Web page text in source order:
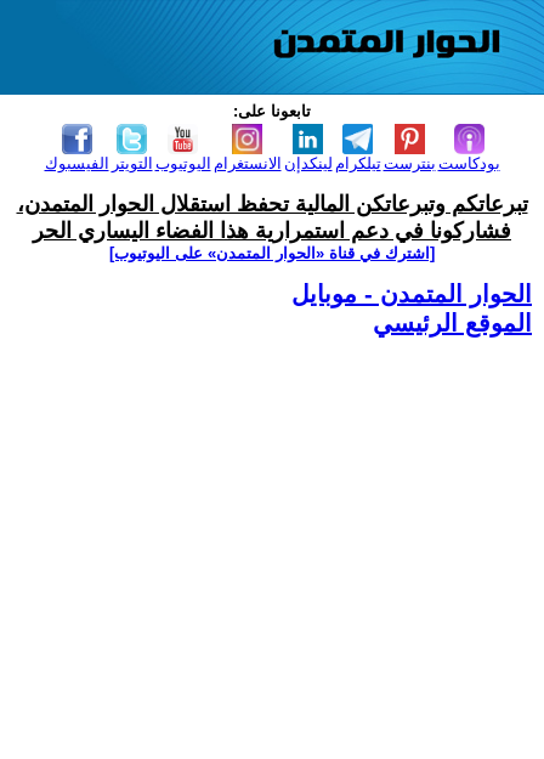
تابعونا على:
الفيسبوك التويتر اليوتيوب الانستغرام لينكدإن تيلكرامبنترست بودكاست
تبرعاتكم وتبرعاتكن المالية تحفظ استقلال الحوار المتمدن،
فشاركونا في دعم استمرارية هذا الفضاء اليساري الحر
[اشترك في قناة ‫«الحوار المتمدن» على اليوتيوب]
الحوار المتمدن - موبايل
الموقع الرئيسي